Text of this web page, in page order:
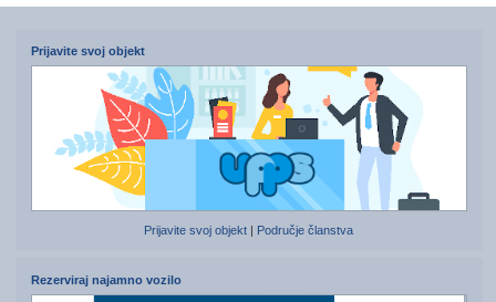
Prijavite svoj objekt
Prijavite svoj objekt Područje članstva
Rezerviraj najamno vozilo